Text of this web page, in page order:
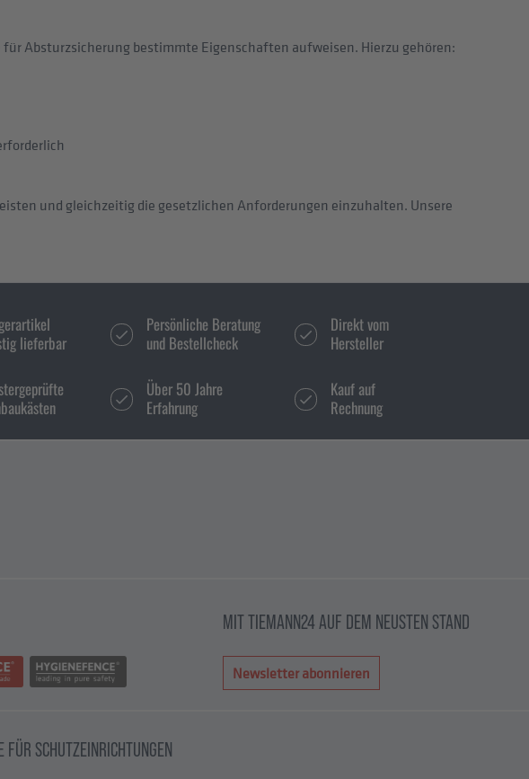
für Absturzsicherung bestimmte Eigenschaften aufweisen. Hierzu gehören:
und gleichzeitig die gesetzlichen Anforderungen einzuhalten. Unsere
lieferbar
Persönliche Beratung
und Bestellcheck
Direkt vom
Hersteller
Über 50 Jahre
Erfahrung
Kauf auf
Rechnung
MIT TIEMANN24 AUF DEM NEUSTEN STAND
Newsletter abonnieren
FÜR SCHUTZEINRICHTUNGEN